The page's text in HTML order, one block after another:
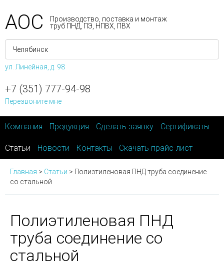
АОС
Производство, поставка и монтаж
труб ПНД, ПЭ, НПВХ, ПВХ
ул. Линейная, д. 98
+7 (351) 777-94-98
Перезвоните мне
Компания Продукция Сделать заявку Сертификаты
Статьи Новости Контакты Скачать прайс-лист
Главная > Статьи > Полиэтиленовая ПНД труба соединение
со стальной
Полиэтиленовая ПНД
труба соединение со
стальной